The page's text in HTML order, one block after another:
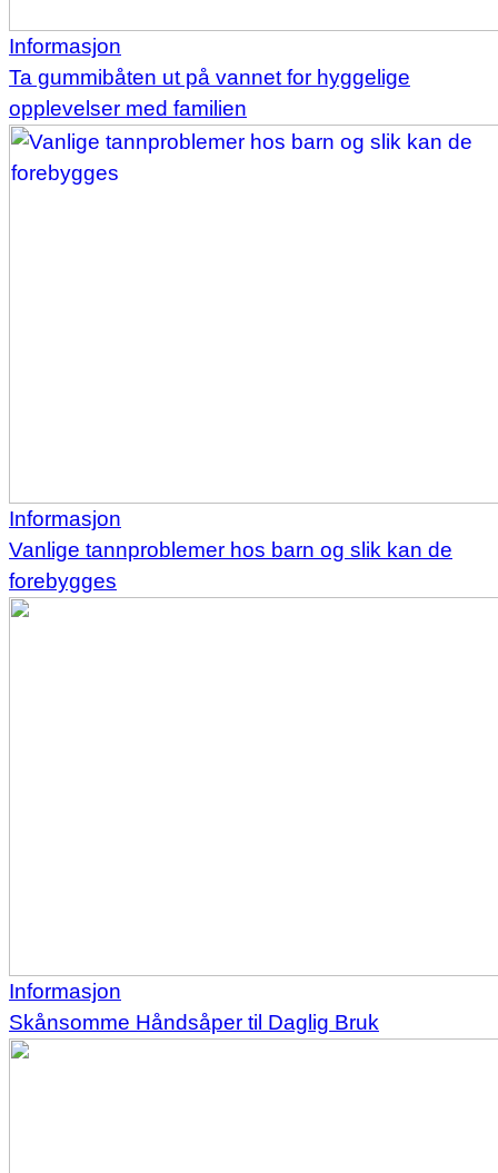
Informasjon
Ta gummibåten ut på vannet for hyggelige
opplevelser med familien
Informasjon
Vanlige tannproblemer hos barn og slik kan de
forebygges
Informasjon
Skånsomme Håndsåper til Daglig Bruk